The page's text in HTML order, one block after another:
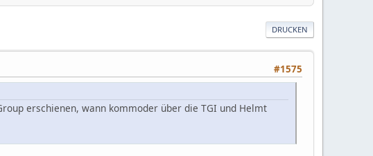
DRUCKEN
#1575
erschienen, wann kommoder über die TGI und Helmt